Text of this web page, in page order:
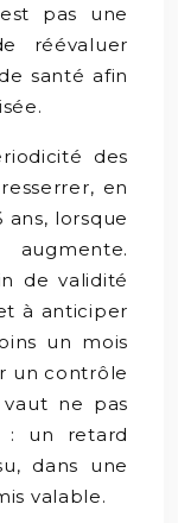
pas une
réévaluer
santé afin
des
en
lorsque
de validité
à anticiper
un mois
un contrôle
ne pas
: un retard
dans une
valable.